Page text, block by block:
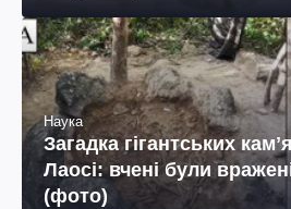
Наука
Загадка гігантських
Лаосі: вчені були
(фото)